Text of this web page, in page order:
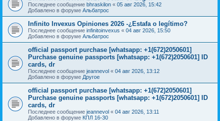
Последнее сообщение bhraskilon « 05 авг 2026, 15:42
Добавлено в форуме Альбатрос
Infinito Invexus Opiniones 2026 -¿Estafa o legítimo?
Последнее сообщение infinitoinvexus « 04 авг 2026, 15:50
Добавлено в форуме Альбатрос
official passport purchase [whatsapp: +1(672)2050601]
Purchase genuine passports [whatsapp: +1(672)2050601] ID
cards, dr
Последнее сообщение jeannevol « 04 авг 2026, 13:12
Добавлено в форуме Другое
official passport purchase [whatsapp: +1(672)2050601]
Purchase genuine passports [whatsapp: +1(672)2050601] ID
cards, dr
Последнее сообщение jeannevol « 04 авг 2026, 13:11
Добавлено в форуме КПЛ 16-30